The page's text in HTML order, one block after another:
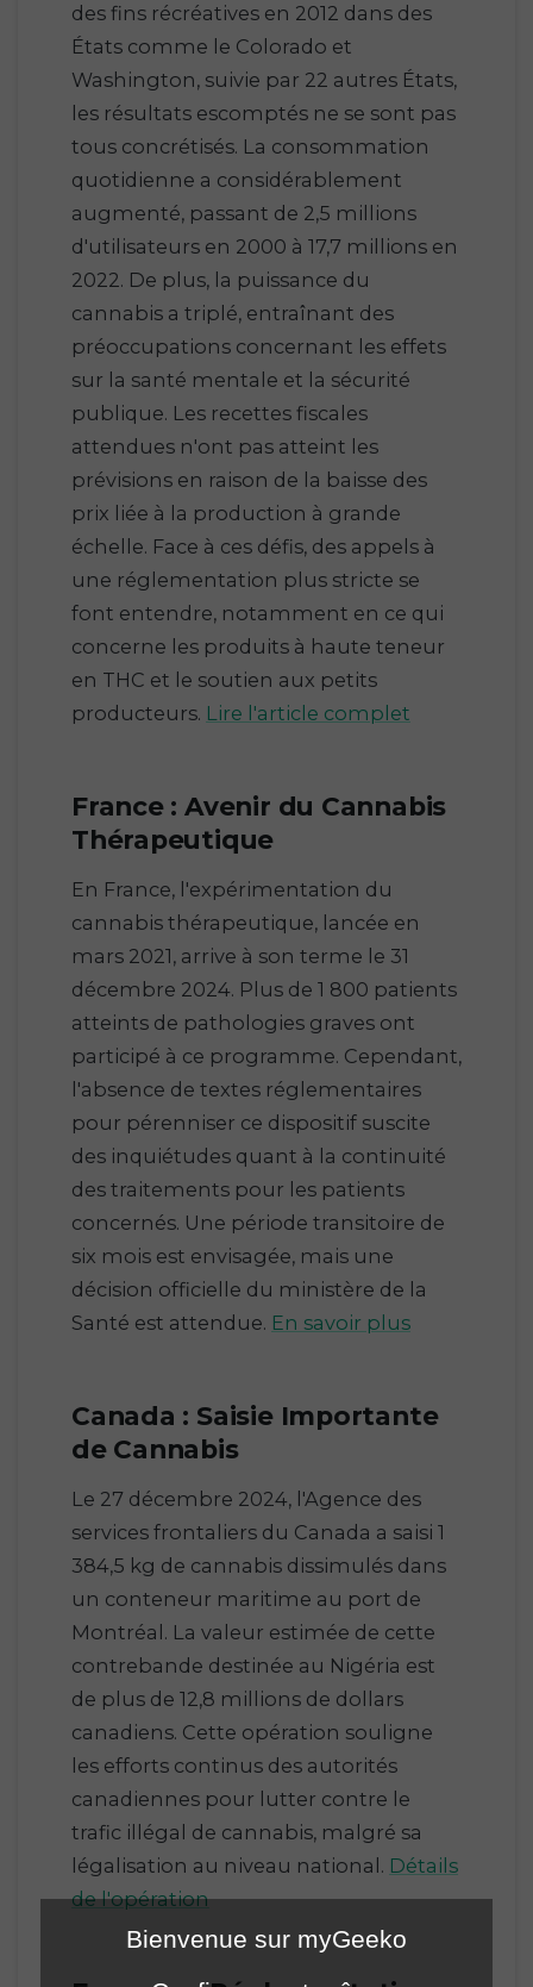
des fins récréatives en 2012 dans des
États comme le Colorado et
Washington, suivie par 22 autres États,
les résultats escomptés ne se sont pas
tous concrétisés. La consommation
quotidienne a considérablement
augmenté, passant de 2,5 millions
d'utilisateurs en 2000 à 17,7 millions en
2022. De plus, la puissance du
cannabis a triplé, entraînant des
préoccupations concernant les effets
sur la santé mentale et la sécurité
publique. Les recettes fiscales
attendues n'ont pas atteint les
prévisions en raison de la baisse des
prix liée à la production à grande
échelle. Face à ces défis, des appels à
une réglementation plus stricte se
font entendre, notamment en ce qui
concerne les produits à haute teneur
en THC et le soutien aux petits
producteurs. Lire l'article complet
France : Avenir du Cannabis
Thérapeutique
En France, l'expérimentation du
cannabis thérapeutique, lancée en
mars 2021, arrive à son terme le 31
décembre 2024. Plus de 1 800 patients
atteints de pathologies graves ont
participé à ce programme. Cependant,
l'absence de textes réglementaires
pour pérenniser ce dispositif suscite
des inquiétudes quant à la continuité
des traitements pour les patients
concernés. Une période transitoire de
six mois est envisagée, mais une
décision officielle du ministère de la
Santé est attendue. En savoir plus
Canada : Saisie Importante
de Cannabis
Le 27 décembre 2024, l'Agence des
services frontaliers du Canada a saisi 1
384,5 kg de cannabis dissimulés dans
un conteneur maritime au port de
Montréal. La valeur estimée de cette
contrebande destinée au Nigéria est
de plus de 12,8 millions de dollars
canadiens. Cette opération souligne
les efforts continus des autorités
canadiennes pour lutter contre le
trafic illégal de cannabis, malgré sa
légalisation au niveau national. Détails
de l'opération
Bienvenue sur myGeeko